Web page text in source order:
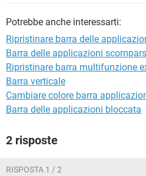
Grazie
Potrebbe anche interessarti:
Ripristinare barra delle
Barra delle applicazioni
Ripristinare barra multifunzione
Barra verticale
Cambiare colore barra
Barra delle applicazioni bloccata
2 risposte
RISPOSTA 1 / 2